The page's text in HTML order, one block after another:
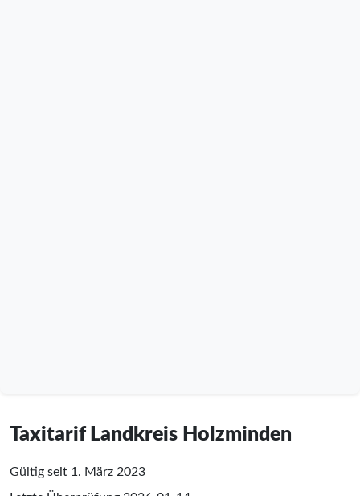
Taxitarif Landkreis Holzminden
Gültig seit 1. März 2023